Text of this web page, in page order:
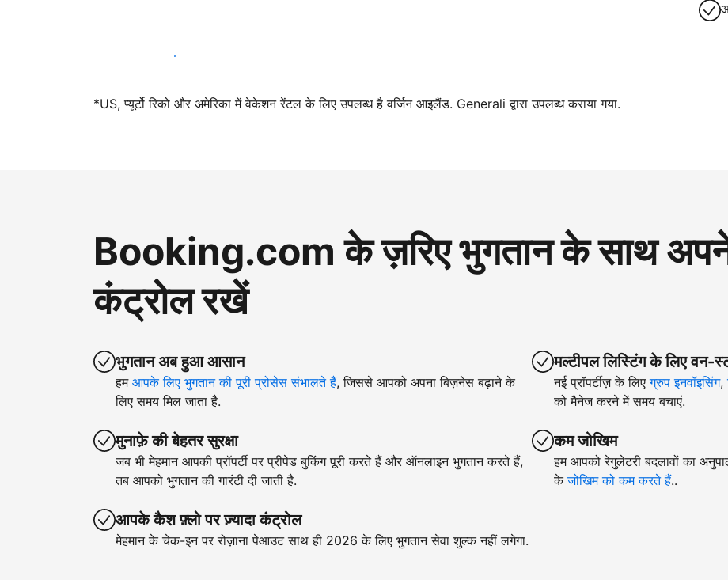
आज ही हमारे साथ मेजबानी करें
*US, प्यूर्टो रिको और अमेरिका में वेकेशन रेंटल के लिए उपलब्ध है वर्जिन आइलैंड. Generali द्वारा उपलब्ध कराया गया.
Booking.com के ज़रिए भुगतान के साथ
कंट्रोल रखें
भुगतान अब हुआ आसान
हम आपके लिए भुगतान की पूरी प्रोसेस संभालते हैं, जिससे आपको अपना बिज़नेस बढ़ाने के
लिए समय मिल जाता है.
मुनाफ़े की बेहतर सुरक्षा
जब भी मेहमान आपकी प्रॉपर्टी पर प्रीपेड बुकिंग पूरी करते हैं और ऑनलाइन भुगतान करते हैं,
तब आपको भुगतान की गारंटी दी जाती है.
आपके कैश फ़्लो पर ज़्यादा कंट्रोल
मेहमान के चेक-इन पर रोज़ाना पेआउट साथ ही 2026 के लिए भुगतान सेवा शुल्क नहीं लगेगा.
मल्टीपल लिस्टिंग के लिए वन-
नई प्रॉपर्टीज़ के लिएग्रुप इनवॉइसिंग,
को मैनेज करने में समय बचाएं.
कम जोखिम
हम आपको रेगुलेटरी बदलावों का
केजोखिम को कम करते हैं..